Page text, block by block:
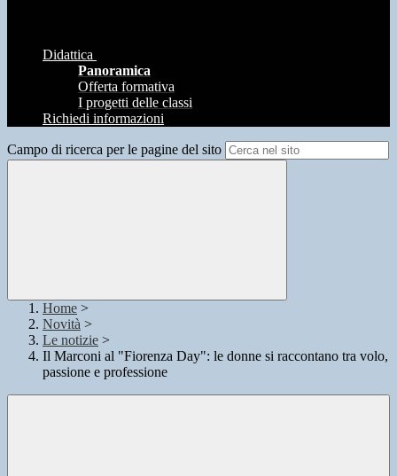
Didattica
Panoramica
Offerta formativa
I progetti delle classi
Richiedi informazioni
Campo di ricerca per le pagine del sito
Home >
Novità >
Le notizie >
Il Marconi al "Fiorenza Day": le donne si raccontano tra volo,
passione e professione